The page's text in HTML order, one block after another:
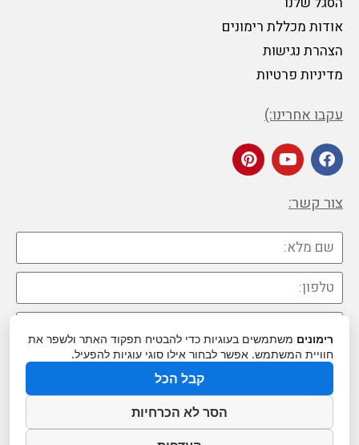
אודות מכללת רימונים
הצהרת נגישות
מדיניות פרטיות
עקבו אחרינו:)
צור קשר:
רימונים משתמשים בעוגיות כדי להבטיח תפקוד האתר ולשפר את
חוויית המשתמש. אפשר לבחור אילו סוגי עוגיות להפעיל.
קבל הכל
הסר לא הכרחיות